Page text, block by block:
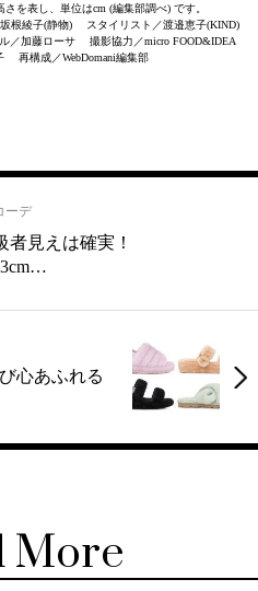
を表し、単位はcm (編集部調べ) です。
根綾子(静物) スタイリスト／渡邉恵子(KIND)
加藤ローサ 撮影協力／micro FOOD&IDEA
再構成／WebDomani編集部
ーデ
者見えは確実！
心あふれる
More